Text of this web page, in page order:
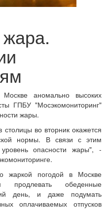
аномально высоких
ГПБУ "Мосэкомониторинг"
жары.
во вторник окажется
нормы. В связи с этим
опасности жары", -
жаркой погодой в Москве
продлевать обеденные
день, и даже подумать
оплачиваемых отпусков